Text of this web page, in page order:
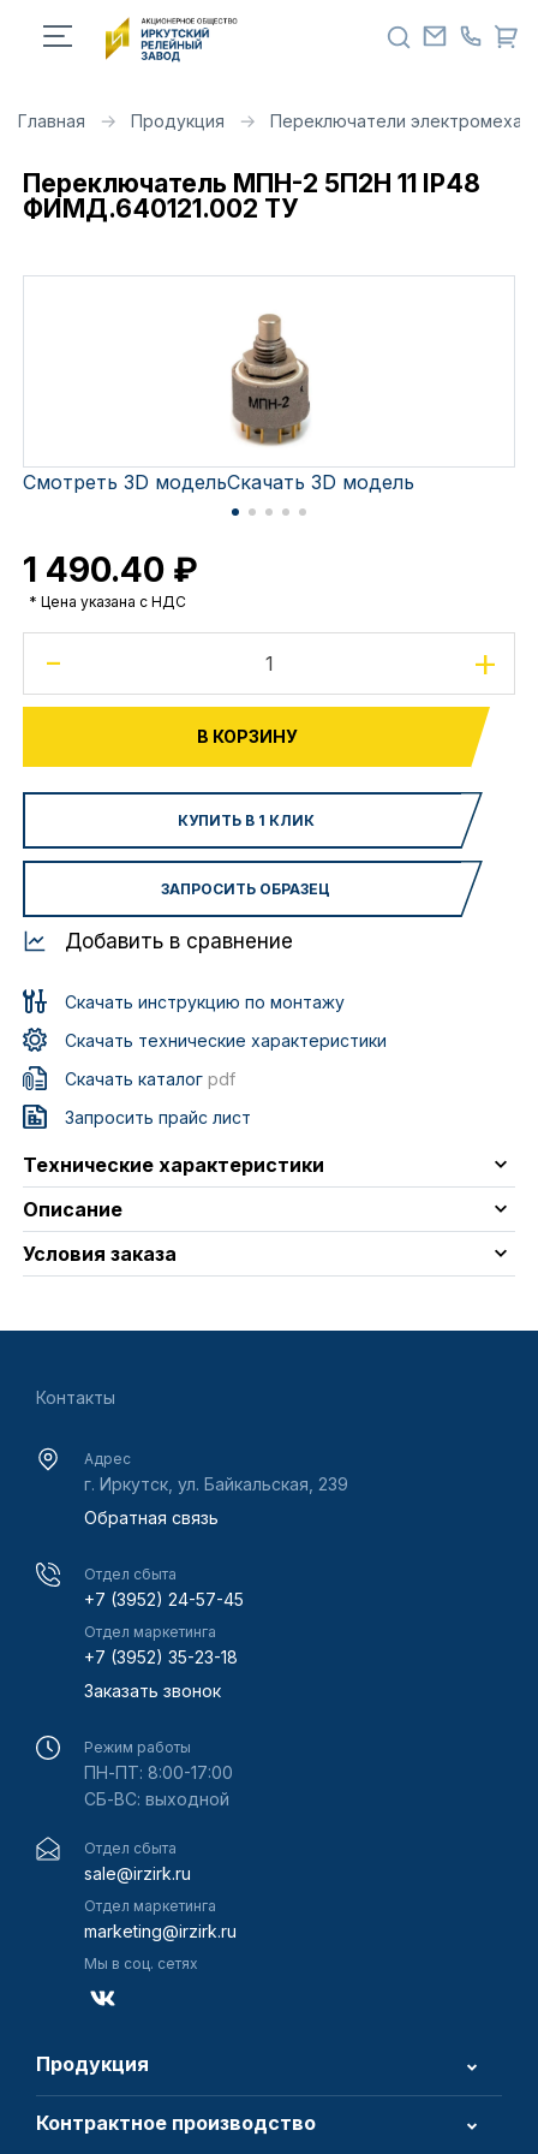
Главная Продукция Переключатели
Переключатель МПН-2 5П2Н 11 IP48
ФИМД.640121.002 ТУ
Смотреть 3D модельСкачать 3D модель
1 490.40 ₽
* Цена указана с НДС
- +
В КОРЗИНУ
КУПИТЬ В 1 КЛИК
ЗАПРОСИТЬ ОБРАЗЕЦ
Добавить в сравнение
Скачать инструкцию по монтажу
Скачать технические характеристики
Скачать каталогpdf
Запросить прайс лист
Технические характеристики
Описание
Условия заказа
Контакты
Адрес
г. Иркутск, ул. Байкальская, 239
Обратная связь
Отдел сбыта
+7 (3952) 24-57-45
Отдел маркетинга
+7 (3952) 35-23-18
Заказать звонок
Режим работы
ПН-ПТ: 8:00-17:00
СБ-ВС: выходной
Отдел сбыта
sale@irzirk.ru
Отдел маркетинга
marketing@irzirk.ru
Мы в соц. сетях
Продукция
Контрактное производство